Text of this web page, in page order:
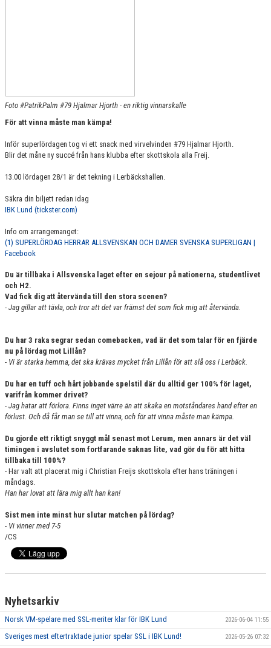
Foto #PatrikPalm #79 Hjalmar Hjorth - en riktig vinnarskalle
För att vinna måste man kämpa!
Inför superlördagen tog vi ett snack med virvelvinden #79 Hjalmar Hjorth.
Blir det måne ny succé från hans klubba efter skottskola alla Freij.
13.00 lördagen 28/1 är det tekning i Lerbäckshallen.
Säkra din biljett redan idag
IBK Lund (tickster.com)
Info om arrangemanget:
(1) SUPERLÖRDAG HERRAR ALLSVENSKAN OCH DAMER SVENSKA SUPERLIGAN |
Facebook
Du är tillbaka i Allsvenska laget efter en sejour på nationerna, studentlivet
och H2.
Vad fick dig att återvända till den stora scenen?
- Jag gillar att tävla, och tror att det var främst det som fick mig att återvända.
Du har 3 raka segrar sedan comebacken, vad är det som talar för en fjärde
nu på lördag mot Lillån?
- Vi är starka hemma, det ska krävas mycket från Lillån för att slå oss i Lerbäck.
Du har en tuff och hårt jobbande spelstil där du alltid ger 100% för laget,
varifrån kommer drivet?
- Jag hatar att förlora. Finns inget värre än att skaka en motståndares hand efter en
förlust. Och då får man se till att vinna, och för att vinna måste man kämpa.
Du gjorde ett riktigt snyggt mål senast mot Lerum, men annars är det väl
timingen i avslutet som fortfarande saknas lite, vad gör du för att hitta
tillbaka till 100%?
- Har valt att placerat mig i Christian Freijs skottskola efter hans träningen i
måndags.
Han har lovat att lära mig allt han kan!
Sist men inte minst hur slutar matchen på lördag?
- Vi vinner med 7-5
/CS
Nyhetsarkiv
Norsk VM-spelare med SSL-meriter klar för IBK Lund 2026-06-04 11:55
Sveriges mest eftertraktade junior spelar SSL i IBK Lund! 2026-05-26 07:32